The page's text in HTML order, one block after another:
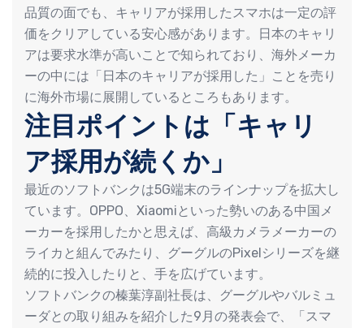
品質の面でも、キャリアが採用したスマホは一定の評
価をクリアしている安心感があります。日本のキャリ
アは要求水準が高いことで知られており、海外メーカ
ーの中には「日本のキャリアが採用した」ことを売り
に海外市場に展開しているところもあります。
注目ポイントは「キャリ
ア採用が続くか」
最近のソフトバンクは5G端末のラインナップを拡大し
ています。OPPO、Xiaomiといった勢いのある中国メ
ーカーを採用したかと思えば、高級カメラメーカーの
ライカと組んでみたり、グーグルのPixelシリーズを継
続的に投入したりと、手を広げています。
ソフトバンクの榛葉淳副社長は、グーグルやバルミュ
ーダとの取り組みを紹介した9月の発表会で、「スマ